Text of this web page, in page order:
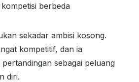
berbeda
sekadar ambisi kosong.
kompetitif, dan ia
pertandingan sebagai peluang
diri.